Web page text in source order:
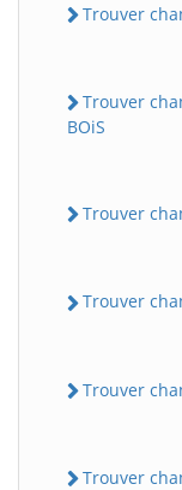
Trouver
Trouver
BOiS
Trouver
Trouver
Trouver
Trouver